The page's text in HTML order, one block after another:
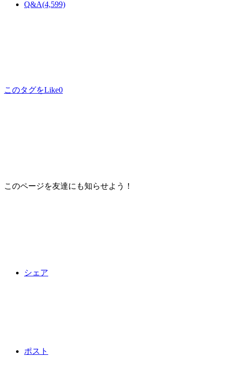
Q&A(4,599)
このタグをLike0
このページを友達にも知らせよう！
シェア
ポスト